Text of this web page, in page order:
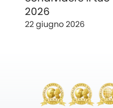
2026
22 giugno 2026